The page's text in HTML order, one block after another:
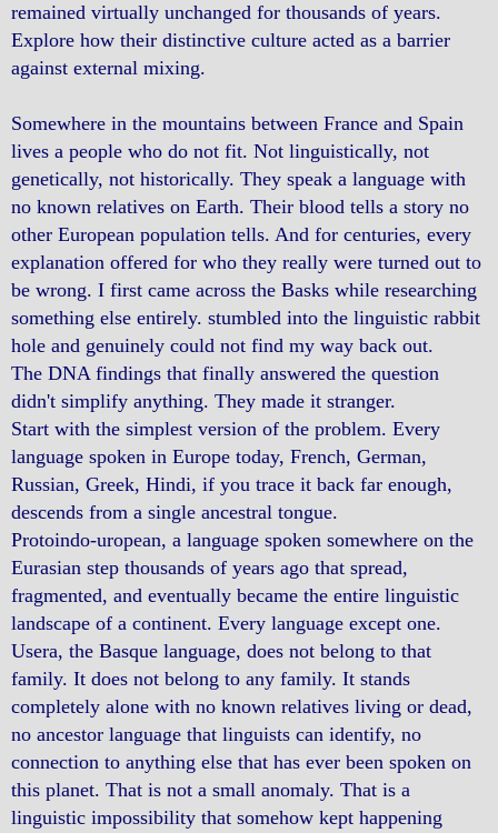
remained virtually unchanged for thousands of years.
Explore how their distinctive culture acted as a barrier
against external mixing.
Somewhere in the mountains between France and Spain
lives a people who do not fit. Not linguistically, not
genetically, not historically. They speak a language with
no known relatives on Earth. Their blood tells a story no
other European population tells. And for centuries, every
explanation offered for who they really were turned out to
be wrong. I first came across the Basks while researching
something else entirely. stumbled into the linguistic rabbit
hole and genuinely could not find my way back out.
The DNA findings that finally answered the question
didn't simplify anything. They made it stranger.
Start with the simplest version of the problem. Every
language spoken in Europe today, French, German,
Russian, Greek, Hindi, if you trace it back far enough,
descends from a single ancestral tongue.
Protoindo-uropean, a language spoken somewhere on the
Eurasian step thousands of years ago that spread,
fragmented, and eventually became the entire linguistic
landscape of a continent. Every language except one.
Usera, the Basque language, does not belong to that
family. It does not belong to any family. It stands
completely alone with no known relatives living or dead,
no ancestor language that linguists can identify, no
connection to anything else that has ever been spoken on
this planet. That is not a small anomaly. That is a
linguistic impossibility that somehow kept happening